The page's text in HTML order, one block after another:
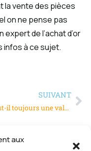
aux
la vente des pièces
on ne pense pas
expert de l’achat d’or
infos à ce sujet.
SUIVANT
L’or est-il toujours une valeur refuge ?